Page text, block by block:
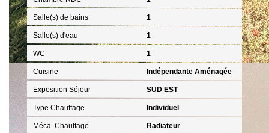
Salle(s) de bains 1
Salle(s) d'eau 1
WC 1
Cuisine Indépendante Aménagée
Exposition Séjour SUD EST
Type Chauffage Individuel
Méca. Chauffage Radiateur